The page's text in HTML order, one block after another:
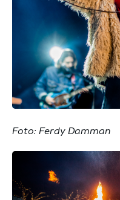
Foto: Ferdy Damman